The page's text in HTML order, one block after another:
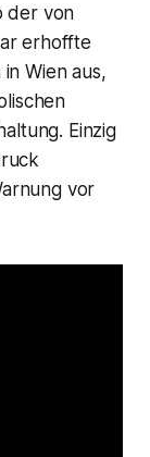
der von
erhoffte
Wien aus,
Einzig
vor